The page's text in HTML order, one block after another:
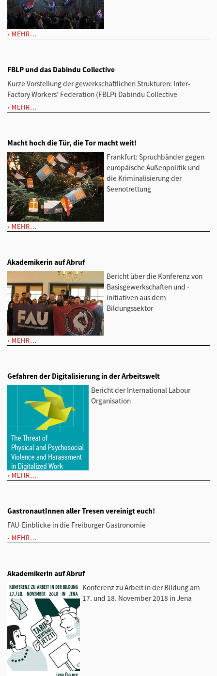
MEHR…
FBLP und das Dabindu Collective
Kurze Vorstellung der gewerkschaftlichen Strukturen: Inter-
Factory Workers' Federation (FBLP) Dabindu Collective
MEHR…
Macht hoch die Tür, die Tor macht weit!
Frankfurt: Spruchbänder gegen
europäische Außenpolitik und
die Kriminalisierung der
Seenotrettung
MEHR…
Akademikerin auf Abruf
Bericht über die Konferenz von
Basisgewerkschaften und -
initiativen aus dem
Bildungssektor
MEHR…
Gefahren der Digitalisierung in der Arbeitswelt
Bericht der International Labour
Organisation
MEHR…
GastronautInnen aller Tresen vereinigt euch!
FAU-Einblicke in die Freiburger Gastronomie
MEHR…
Akademikerin auf Abruf
Konferenz zu Arbeit in der Bildung am
17. und 18. November 2018 in Jena